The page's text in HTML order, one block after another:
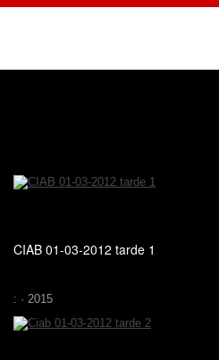
CIAB 01-03-2012 tarde 1
: · 2015